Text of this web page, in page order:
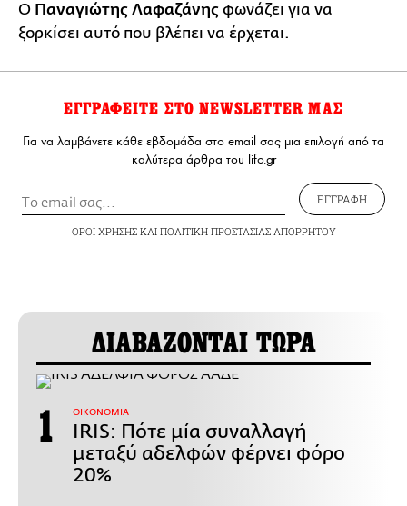
Ο Παναγιώτης Λαφαζάνης φωνάζει για να
ξορκίσει αυτό που βλέπει να έρχεται.
ΕΓΓΡΑΦΕΙΤΕ ΣΤΟ NEWSLETTER ΜΑΣ
Για να λαμβάνετε κάθε εβδομάδα στο email σας μια επιλογή από τα
καλύτερα άρθρα του lifo.gr
ΕΓΓΡΑΦΗ
ΟΡΟΙ ΧΡΗΣΗΣΚΑΙ ΠΟΛΙΤΙΚΗ ΠΡΟΣΤΑΣΙΑΣ ΑΠΟΡΡΗΤΟΥ
ΔΙΑΒΑΖΟΝΤΑΙ ΤΩΡΑ
ΟΙΚΟΝΟΜΙΑ
IRIS: Πότε μία συναλλαγή
μεταξύ αδελφών φέρνει φόρο
20%